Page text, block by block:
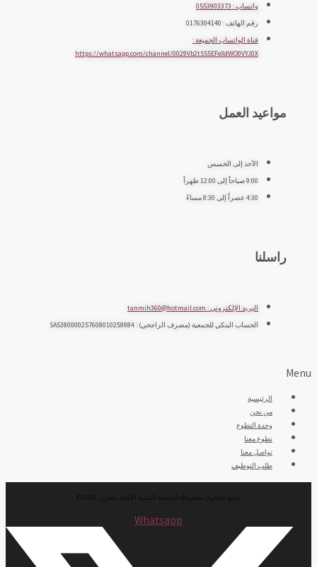
واتساب : 0553903373
رقم الهاتف : 0176304140
قناة الواتساب الجميعة :
https://whatsapp.com/channel/0029Vb2tSS5EFeXdWO0VYJ0X
مواعيد العمل
الأحد إلى الخميس
9:00 صباحاً إلى 12:00 ظهراً
4:30 عصراً إلى 8:30 مساءً
راسلنا
البريد الإلكتروني : tanmih360@hotmail.com
الحساب البنكي للجمعية (مصرف الراجحي) : SA5380000257608010259984
Menu
الرئيسية
من نحن
وحدة التطوع
تطوع معنا
تواصل معنا
طلب التوظيف
جميع الحقوق محفوظة لجمعية التنمية الأهلية ببلقرن 2026 ©
Whatsapp